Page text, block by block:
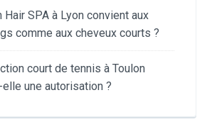
Hair SPA à Lyon convient aux
comme aux cheveux courts ?
court de tennis à Toulon
une autorisation ?